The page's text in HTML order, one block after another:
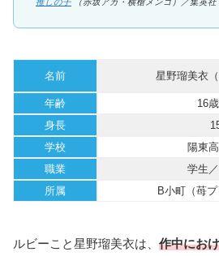
名前 星野瑠美衣
年齢
16
身長
学校
陽東
職業
学生
所属
B小町（苺プ
ルビーこと星野瑠美衣は、 作中にお